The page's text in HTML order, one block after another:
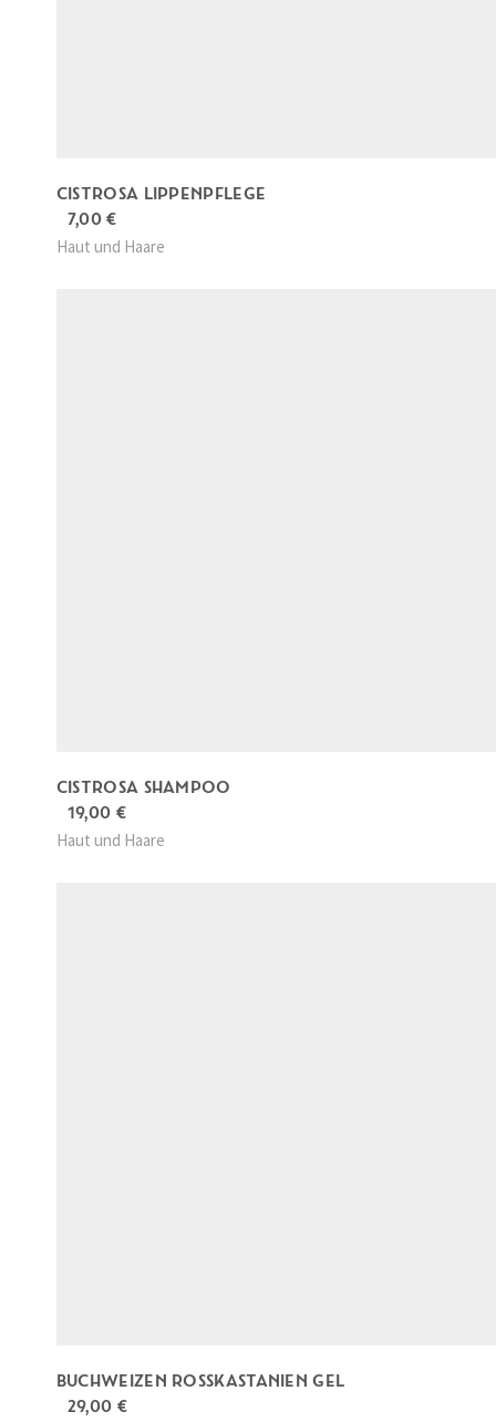
CISTROSA LIPPENPFLEGE
7,00€
Haut und Haare
CISTROSA SHAMPOO
19,00 €
Haut und Haare
BUCHWEIZEN ROSSKASTANIEN GEL
29,00 €